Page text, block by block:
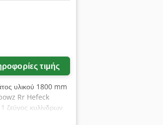
τιμής
υλικού 1800 mm
Rr Hefeck
ζεύγος κυλίνδρων
επικάλυψη το